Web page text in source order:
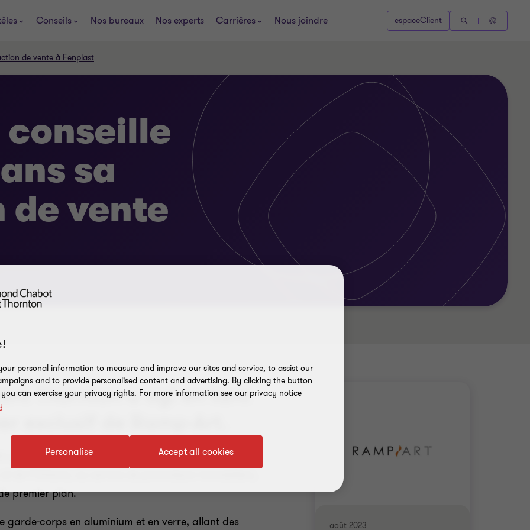
Conseils Nos bureaux Nos experts Carrières Nous joindre espaceClient
de vente à Fenplast
sa
vente
août 2023
Thornton a agi en tant
exclusif de Ramp-Art.
principaux fournisseurs de garde-corps
de l'Ontario, au service de promoteurs immobiliers,
premier plan.
garde-corps en aluminium et en verre, allant des
personal information to measure and improve our sites and service, to assist our
and to provide personalised content and advertising. By clicking the button
can exercise your privacy rights. For more information see our privacy notice
Accept all cookies
Personalise